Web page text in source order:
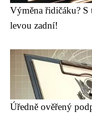
Výměna řidičáku? S
levou zadní!
Úředně ověřený